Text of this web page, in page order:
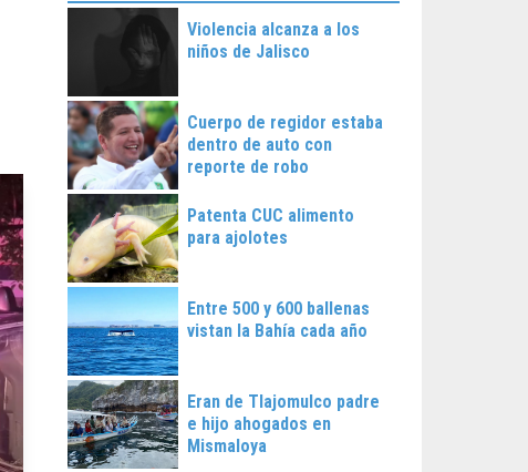
Violencia alcanza a los
niños de Jalisco
Cuerpo de regidor estaba
dentro de auto con
reporte de robo
Patenta CUC alimento
para ajolotes
Entre 500 y 600 ballenas
vistan la Bahía cada año
Eran de Tlajomulco padre
e hijo ahogados en
Mismaloya